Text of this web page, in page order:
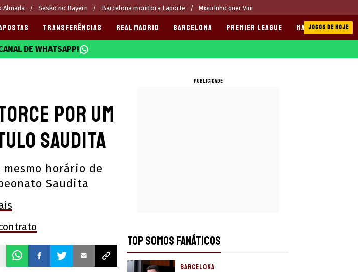
Almada Sesko no Bayern Barcelona monitora Laporte Mourinho quer Vini
TRANSFERÊNCIAS REAL MADRID BARCELONA PREMIER LEAGUE MANCHESTER CITY
JOGOS DE HOJE
DE WHATSAPP!
por um
saudita
horário de
Saudita
PUBLICIDADE
TOP SOMOS FANÁTICOS
BARCELONA